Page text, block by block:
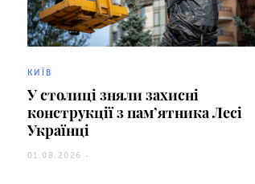
КИЇВ
У столиці зняли захисні
конструкції з пам’ятника Лесі
Українці
01.08.2026 -